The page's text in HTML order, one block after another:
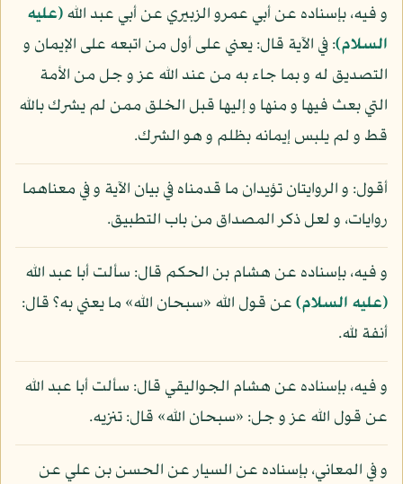
و فيه، بإسناده عن أبي عمرو الزبيري عن أبي عبد الله(عليه
السلام): في الآية قال: يعني على أول من اتبعه على الإيمان و
التصديق له و بما جاء به من عند الله عز و جل من الأمة
التي بعث فيها و منها و إليها قبل الخلق ممن لم يشرك بالله
قط و لم يلبس إيمانه بظلم و هو الشرك.
أقول: و الروايتان تؤيدان ما قدمناه في بيان الآية و في معناهما
روايات، و لعل ذكر المصداق من باب التطبيق.
و فيه، بإسناده عن هشام بن الحكم قال: سألت أبا عبد الله
(عليه السلام)عن قول الله «سبحان الله» ما يعني به؟ قال:
أنفة لله.
و فيه، بإسناده عن هشام الجواليقي قال: سألت أبا عبد الله
عن قول الله عز و جل: «سبحان الله» قال: تنزيه.
و في المعاني، بإسناده عن السيار عن الحسن بن علي عن